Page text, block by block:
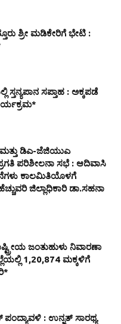
ಶ್ರೀ ಮಡಿಕೇರಿಗೆ ಭೇಟಿ :
ಸ್ತನ್ಯಪಾನ ಸಪ್ತಾಹ : ಅಕ್ಕಪಡೆ
ಡಿಎ-ಜೆಜಿಯುಎ
ಪರಿಶೀಲನಾ ಸಭೆ : ಆದಿವಾಸಿ
ಕಾಲಮಿತಿಯೊಳಗೆ
ಜಿಲ್ಲಾಧಿಕಾರಿ ಡಾ.ಸಹನಾ
ಜಂತುಹುಳು ನಿವಾರಣಾ
1,20,874 ಮಕ್ಕಳಿಗೆ
: ಉನ್ನತ್ ಸಾರಥ್ಯ